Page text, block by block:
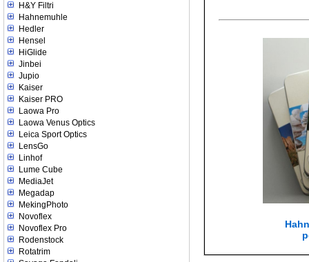
H&Y Filtri
Hahnemuhle
Hedler
Hensel
HiGlide
Jinbei
Jupio
Kaiser
Kaiser PRO
Laowa Pro
Laowa Venus Optics
Leica Sport Optics
LensGo
Linhof
Lume Cube
MediaJet
Megadap
MekingPhoto
Novoflex
Novoflex Pro
Rodenstock
Rotatrim